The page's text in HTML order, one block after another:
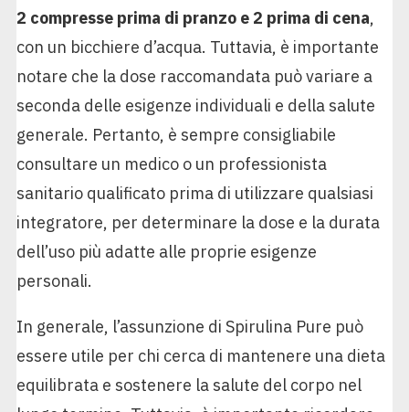
2 compresse prima di pranzo e 2 prima di cena,
con un bicchiere d’acqua. Tuttavia, è importante
notare che la dose raccomandata può variare a
seconda delle esigenze individuali e della salute
generale. Pertanto, è sempre consigliabile
consultare un medico o un professionista
sanitario qualificato prima di utilizzare qualsiasi
integratore, per determinare la dose e la durata
dell’uso più adatte alle proprie esigenze
personali.
In generale, l’assunzione di Spirulina Pure può
essere utile per chi cerca di mantenere una dieta
equilibrata e sostenere la salute del corpo nel